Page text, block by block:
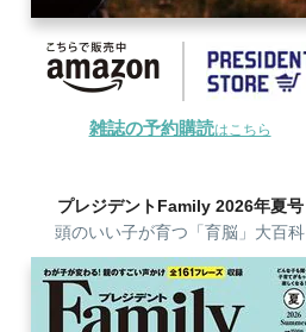
雑誌の予約購読はこちら
プレジデントFamily 2026年夏号
頭のいい子が育つ「育脳」大百科